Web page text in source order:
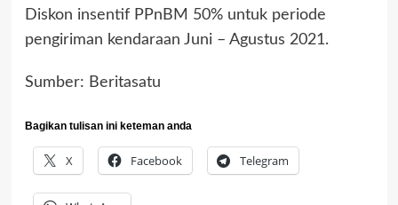
Diskon insentif PPnBM 50% untuk periode
pengiriman kendaraan Juni – Agustus 2021.
Sumber: Beritasatu
Bagikan tulisan ini keteman anda
X Facebook Telegram